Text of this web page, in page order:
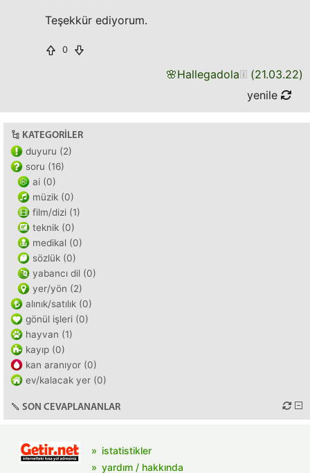
Teşekkür ediyorum.
0
🌸Hallegadola (21.03.22)
yenile
KATEGORILER
duyuru (2)
soru (16)
ai (0)
müzik (0)
film/dizi (1)
teknik (0)
medikal (0)
sözlük (0)
yabancı dil (0)
yer/yön (2)
alınık/satılık (0)
gönül işleri (0)
hayvan (1)
kayıp (0)
kan aranıyor (0)
ev/kalacak yer (0)
SON CEVAPLANANLAR
istatistikler
yardım / hakkında